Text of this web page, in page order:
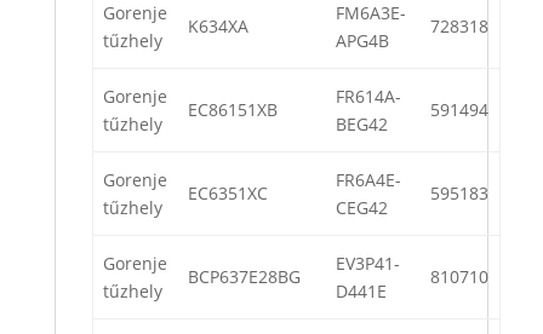
Gorenje
tűzhely
K634XA
FM6A3E-
APG4B
728318
Gorenje
tűzhely
EC86151XB
FR614A-
BEG42
591494
Gorenje
tűzhely
EC6351XC
FR6A4E-
CEG42
595183
Gorenje
tűzhely
BCP637E28BG
EV3P41-
D441E
810710